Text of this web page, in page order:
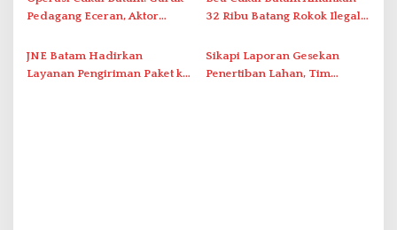
Pedagang Eceran, Aktor
Tersentuh?
32 Ribu Batang Rokok Ilegal
JNE Batam Hadirkan
Layanan Pengiriman Paket ke
Sikapi Laporan Gesekan
Penertiban Lahan, Tim